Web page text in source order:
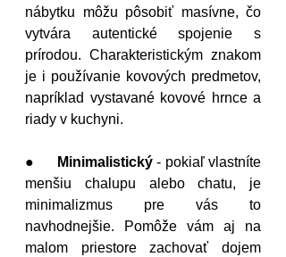
nábytku môžu pôsobiť masívne, čo
vytvára autentické spojenie s
prírodou. Charakteristickým znakom
je i používanie kovových predmetov,
napríklad vystavané kovové hrnce a
riady v kuchyni.
● Minimalistický - pokiaľ vlastníte
menšiu chalupu alebo chatu, je
minimalizmus pre vás to
navhodnejšie. Pomôže vám aj na
malom priestore zachovať dojem